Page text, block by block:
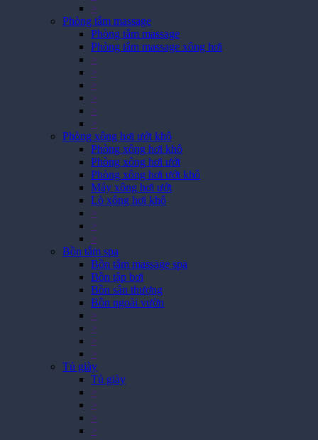
>
Phòng tắm massage
Phòng tắm massage
Phòng tắm massage xông hơi
>
>
>
>
>
>
Phòng xông hơi ướt khô
Phòng xông hơi khô
Phòng xông hơi ướt
Phòng xông hơi ướt khô
Máy xông hơi ướt
Lò xông hơi khô
>
>
>
Bồn tắm spa
Bồn tắm massage spa
Bồn tập bơi
Bồn sân thượng
Bồn ngoài vườn
>
>
>
>
Tủ giày
Tủ giày
>
>
>
>